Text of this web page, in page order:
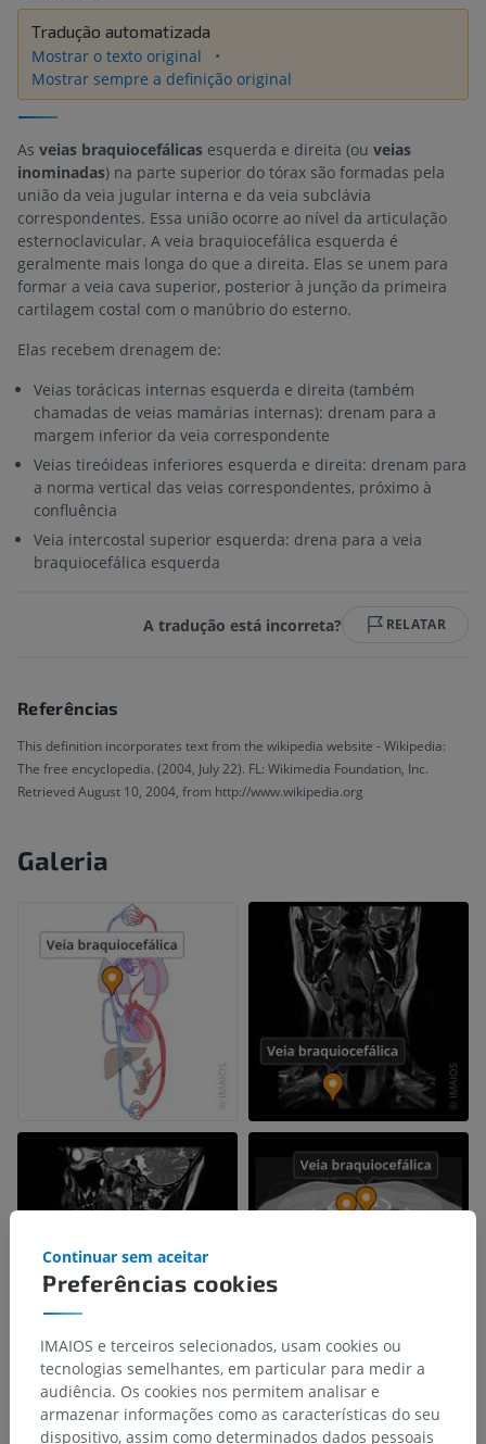
Tradução automatizada
Mostrar o texto original
Mostrar sempre a definição original
As veias braquiocefálicas esquerda e direita (ou veias
inominadas) na parte superior do tórax são formadas pela
união da veia jugular interna e da veia subclávia
correspondentes. Essa união ocorre ao nível da articulação
esternoclavicular. A veia braquiocefálica esquerda é
geralmente mais longa do que a direita. Elas se unem para
formar a veia cava superior, posterior à junção da primeira
cartilagem costal com o manúbrio do esterno.
Elas recebem drenagem de:
Veias torácicas internas esquerda e direita (também
chamadas de veias mamárias internas): drenam para a
margem inferior da veia correspondente
Veias tireóideas inferiores esquerda e direita: drenam para
a norma vertical das veias correspondentes, próximo à
confluência
Veia intercostal superior esquerda: drena para a veia
braquiocefálica esquerda
A tradução está incorreta? RELATAR
Referências
This definition incorporates text from the wikipedia website - Wikipedia:
The free encyclopedia. (2004, July 22). FL: Wikimedia Foundation, Inc.
Retrieved August 10, 2004, from http://www.wikipedia.org
Galeria
Preferências cookies
Continuar sem aceitar
IMAIOS e terceiros selecionados, usam cookies ou
tecnologias semelhantes, em particular para medir a
audiência. Os cookies nos permitem analisar e
armazenar informações como as características do seu
dispositivo, assim como determinados dados pessoais